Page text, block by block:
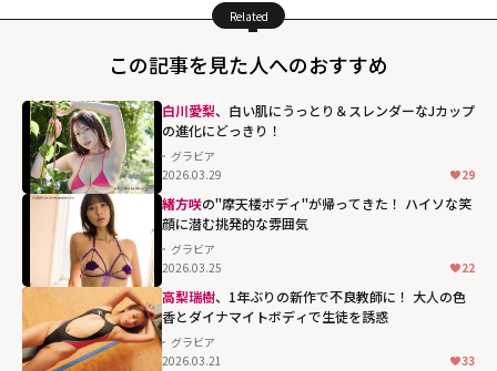
Related
この記事を見た人へのおすすめ
白川愛梨、白い肌にうっとり＆スレンダーなJカップ
の進化にどっきり！
グラビア
2026.03.29
29
緒方咲の"摩天楼ボディ"が帰ってきた！ ハイソな笑
顔に潜む挑発的な雰囲気
グラビア
2026.03.25
22
高梨瑞樹、1年ぶりの新作で不良教師に！ 大人の色
香とダイナマイトボディで生徒を誘惑
グラビア
2026.03.21
33